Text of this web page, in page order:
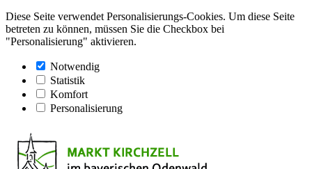
Diese Seite verwendet Personalisierungs-Cookies. Um diese Seite
betreten zu können, müssen Sie die Checkbox bei
"Personalisierung" aktivieren.
Notwendig
Statistik
Komfort
Personalisierung